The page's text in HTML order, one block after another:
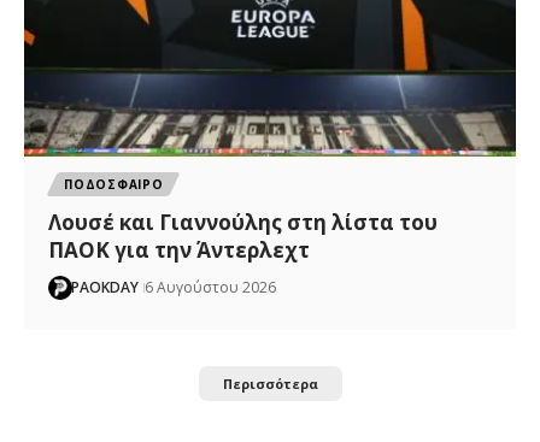
ΠΟΔΟΣΦΑΙΡΟ
Λουσέ και Γιαννούλης στη λίστα του
ΠΑΟΚ για την Άντερλεχτ
PAOKDAY 6 Αυγούστου 2026
Περισσότερα